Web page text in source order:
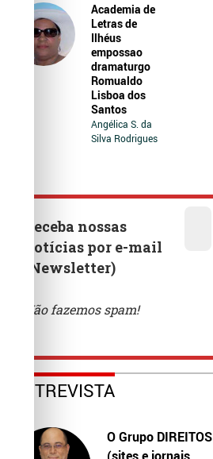
Academia de
Letras de
Ilhéus
empossao
dramaturgo
Romualdo
Lisboa dos
Santos
Angélica S. da
Silva Rodrigues
ENTREVISTA
O Grupo DIREITOS